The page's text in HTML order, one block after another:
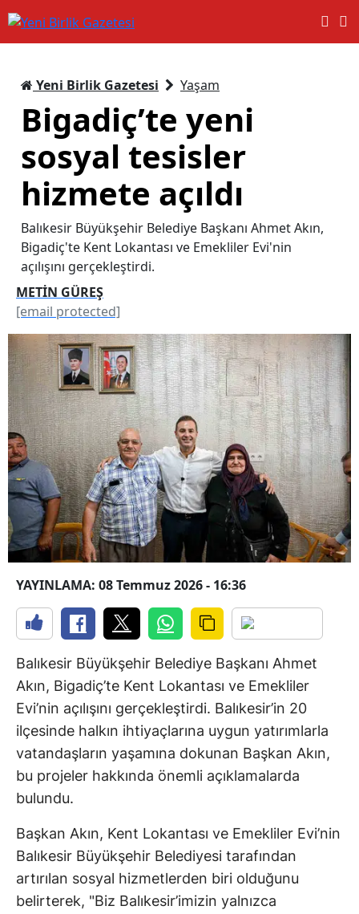
Yeni Birlik Gazetesi Yaşam
Bigadiç’te yeni
sosyal tesisler
hizmete açıldı
Balıkesir Büyükşehir Belediye Başkanı Ahmet Akın,
Bigadiç'te Kent Lokantası ve Emekliler Evi'nin
açılışını gerçekleştirdi.
METİN GÜREŞ
[email protected]
YAYINLAMA: 08 Temmuz 2026 - 16:36
Balıkesir Büyükşehir Belediye Başkanı Ahmet
Akın, Bigadiç’te Kent Lokantası ve Emekliler
Evi’nin açılışını gerçekleştirdi. Balıkesir’in 20
ilçesinde halkın ihtiyaçlarına uygun yatırımlarla
vatandaşların yaşamına dokunan Başkan Akın,
bu projeler hakkında önemli açıklamalarda
bulundu.
Başkan Akın, Kent Lokantası ve Emekliler Evi’nin
Balıkesir Büyükşehir Belediyesi tarafından
artırılan sosyal hizmetlerden biri olduğunu
belirterek, "Biz Balıkesir’imizin yalnızca